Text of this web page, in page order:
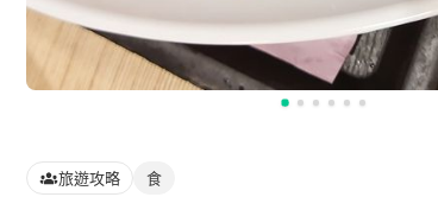
旅遊攻略 食